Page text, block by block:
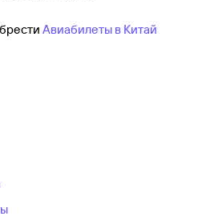
Авиабилеты в Китай